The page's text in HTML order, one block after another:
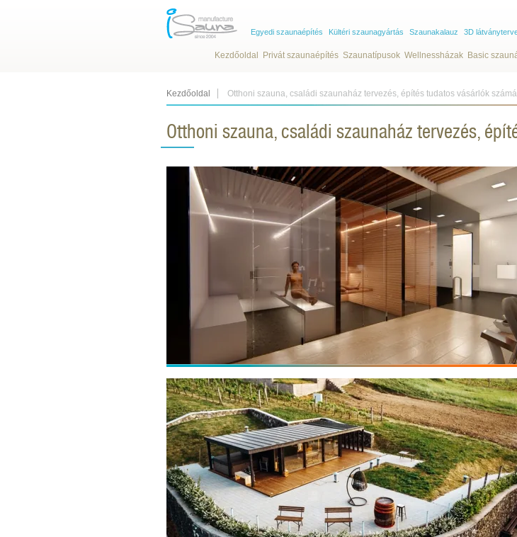
Egyedi szaunaépítés Kültéri szaunagyártás Szaunakalauz 3D
Kezdőoldal Privát szaunaépítés Szaunatípusok Wellnessházak Basic
Kezdőoldal Otthoni szauna, családi szaunaház tervezés, építés tudatos vásárlók
Otthoni szauna, családi szaunaház tervezés,